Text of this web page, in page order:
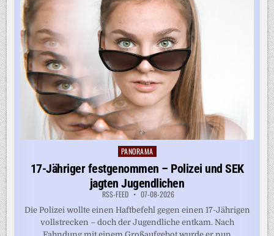
Posted
PANORAMA
17-Jähriger festgenommen – Polizei und SEK
jagten Jugendlichen
RSS-FEED 07-08-2026
Die Polizei wollte einen Haftbefehl gegen einen 17-Jährigen
vollstrecken – doch der Jugendliche entkam. Nach